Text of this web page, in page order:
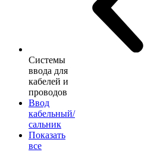
Системы
ввода для
кабелей и
проводов
Ввод
кабельный/
сальник
Показать
все